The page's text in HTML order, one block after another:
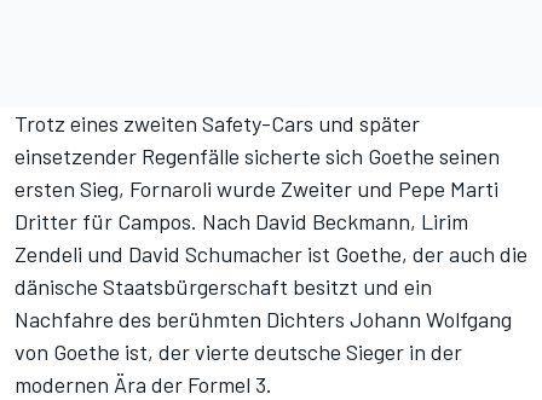
Trotz eines zweiten Safety-Cars und später
einsetzender Regenfälle sicherte sich Goethe seinen
ersten Sieg, Fornaroli wurde Zweiter und Pepe Marti
Dritter für Campos. Nach David Beckmann, Lirim
Zendeli und David Schumacher ist Goethe, der auch die
dänische Staatsbürgerschaft besitzt und ein
Nachfahre des berühmten Dichters Johann Wolfgang
von Goethe ist, der vierte deutsche Sieger in der
modernen Ära der Formel 3.